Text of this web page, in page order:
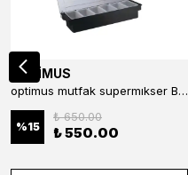
OPTİMUS
optimus mutfak supermıkser Bar Konteyner 6'lı 50×16×9 cm Kapaklı Polikarbon Organizer Bar & Kafe
%15
₺ 650.00
₺ 550.00